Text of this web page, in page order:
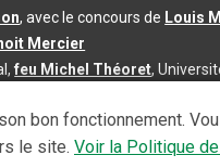
, avec le concours de Louis
Mercier
feu Michel Théoret,
du contenu :2026-08-03
bon fonctionnement.
le site. Voir la Politique